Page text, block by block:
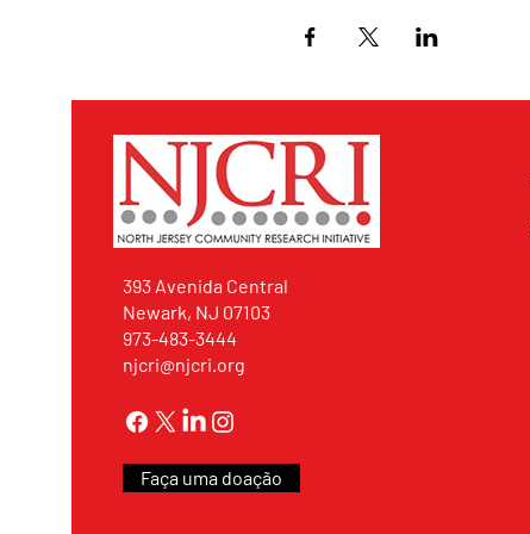
393 Avenida Central
Newark, NJ 07103
973-483-3444
njcri@njcri.org
Faça uma doação